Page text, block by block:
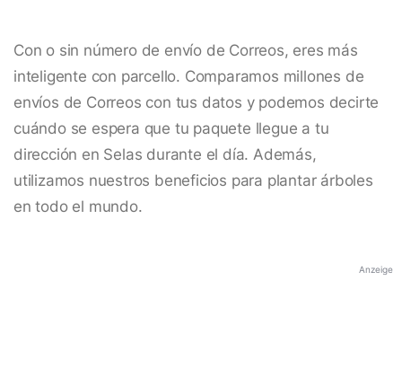
Con o sin número de envío de Correos, eres más
inteligente con parcello. Comparamos millones de
envíos de Correos con tus datos y podemos decirte
cuándo se espera que tu paquete llegue a tu
dirección en Selas durante el día. Además,
utilizamos nuestros beneficios para plantar árboles
en todo el mundo.
Anzeige